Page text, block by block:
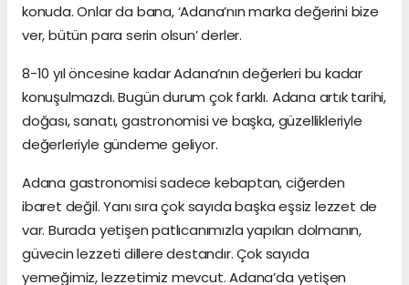
konuda. Onlar da bana, ‘Adana’nın marka değerini bize
ver, bütün para serin olsun’ derler.
8-10 yıl öncesine kadar Adana’nın değerleri bu kadar
konuşulmazdı. Bugün durum çok farklı. Adana artık tarihi,
doğası, sanatı, gastronomisi ve başka, güzellikleriyle
değerleriyle gündeme geliyor.
Adana gastronomisi sadece kebaptan, ciğerden
ibaret değil. Yanı sıra çok sayıda başka eşsiz lezzet de
var. Burada yetişen patlıcanımızla yapılan dolmanın,
güvecin lezzeti dillere destandır. Çok sayıda
yemeğimiz, lezzetimiz mevcut. Adana’da yetişen